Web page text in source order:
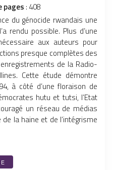
pages : 408
du génocide rwandais une
rendu possible. Plus d’une
aux auteurs pour
presque complètes des
de la Radio-
Cette étude démontre
à côté d’une floraison de
hutu et tutsi, l’Etat
un réseau de médias
la haine et de l’intégrisme